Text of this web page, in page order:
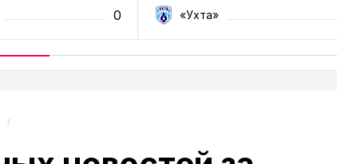
0 «Ухта»